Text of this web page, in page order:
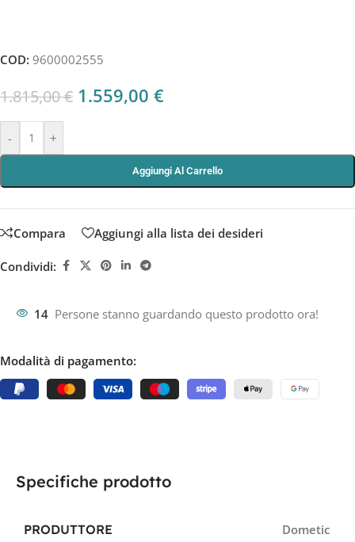
COD: 9600002555
1.815,00€ 1.559,00 €
- +
Aggiungi Al Carrello
Compara Aggiungi alla lista dei desideri
Condividi:
14 Persone stanno guardando questo prodotto ora!
Modalità di pagamento:
Specifiche prodotto
PRODUTTORE Dometic